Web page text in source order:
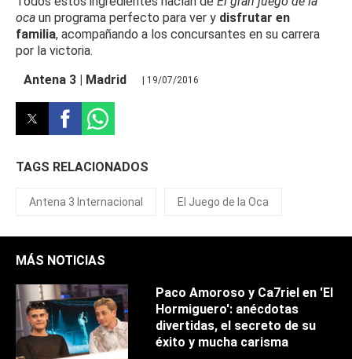
oca un programa perfecto para ver y disfrutar en
familia, acompañando a los concursantes en su carrera
por la victoria.
Antena 3 | Madrid
| 19/07/2016
TAGS RELACIONADOS
Antena 3 Internacional El Juego de la Oca
MÁS NOTICIAS
Paco Amoroso y Ca7riel en 'El
Hormiguero': anécdotas
divertidas, el secreto de su
éxito y mucha carisma